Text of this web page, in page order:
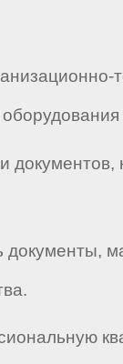
документы,